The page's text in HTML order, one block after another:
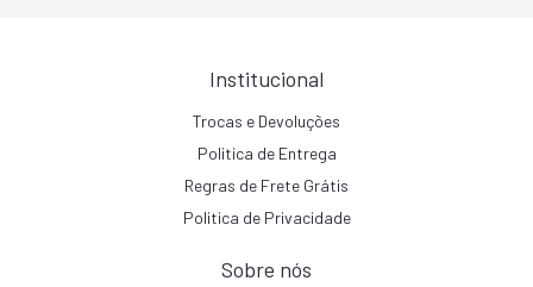
Institucional
Trocas e Devoluções
Politica de Entrega
Regras de Frete Grátis
Politica de Privacidade
Sobre nós